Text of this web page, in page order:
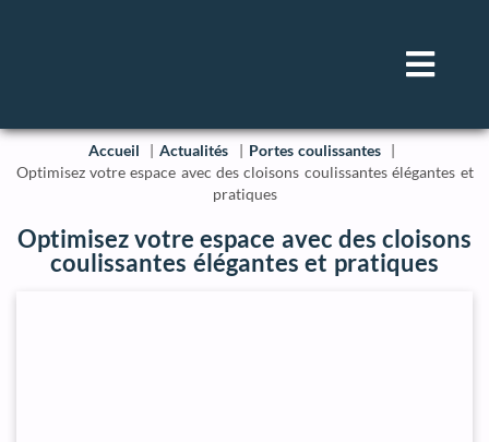
Accueil Actualités
Portes coulissantes
Optimisez votre espace avec des cloisons coulissantes élégantes et
pratiques
Optimisez votre espace avec des cloisons
coulissantes élégantes et pratiques